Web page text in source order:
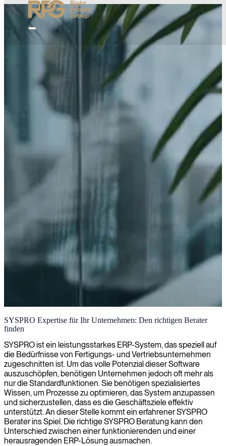
SYSPRO ERP Beratung
Wir bieten professionelle SYSPRO-Beratung an, um Ihre ERP-
Lösungen zu verbessern, Geschäftsprozesse zu optimieren und die
betriebliche Effizienz in Ihrer Fertigungs- oder Vertriebsumgebung
zu steigern.
SYSPRO Expertise für Ihr Unternehmen: Den richtigen Berater
finden
SYSPRO ist ein leistungsstarkes ERP-System, das speziell auf
die Bedürfnisse von Fertigungs- und Vertriebsunternehmen
zugeschnitten ist. Um das volle Potenzial dieser Software
auszuschöpfen, benötigen Unternehmen jedoch oft mehr als
nur die Standardfunktionen. Sie benötigen spezialisiertes
Wissen, um Prozesse zu optimieren, das System anzupassen
und sicherzustellen, dass es die Geschäftsziele effektiv
unterstützt. An dieser Stelle kommt ein erfahrener SYSPRO
Berater ins Spiel. Die richtige SYSPRO Beratung kann den
Unterschied zwischen einer funktionierenden und einer
herausragenden ERP-Lösung ausmachen.